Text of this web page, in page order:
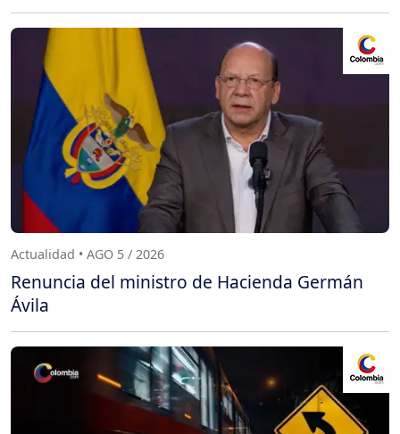
Actualidad • AGO 5 / 2026
Renuncia del ministro de Hacienda Germán
Ávila